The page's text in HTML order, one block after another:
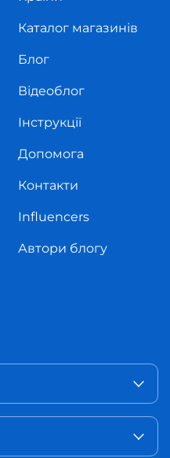
Каталог магазинів
Блог
Відеоблог
Інструкції
Допомога
Контакти
Influencers
Автори блогу